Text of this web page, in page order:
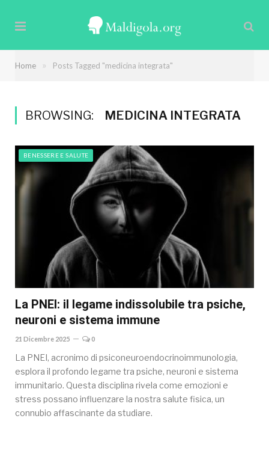
Home » Posts Tagged "medicina integrata"
BROWSING: MEDICINA INTEGRATA
BENESSERE E SALUTE
La PNEI: il legame indissolubile tra psiche,
neuroni e sistema immune
21 Dicembre 2025 0
La PNEI, acronimo di psiconeuroendocrinoimmunologia,
esplora il profondo legame tra psiche, neuroni e sistema
immunitario. Questa disciplina rivela come emozioni e
stress possano influenzare la nostra salute fisica, un
connubio affascinante da studiare.